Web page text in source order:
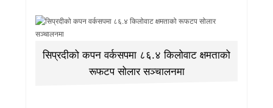
सिप्रदीको कपन वर्कसपमा ८६.४ किलोवाट क्षमताको
रूफटप सोलार सञ्चालनमा